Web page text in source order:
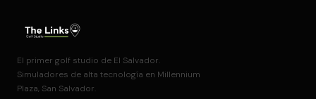
El primer golf studio de El Salvador.
Simuladores de alta tecnología en Millennium
Plaza, San Salvador.